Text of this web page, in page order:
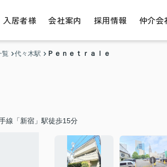
入居者様 会社案内 採用情報 仲介会
覧 代々木駅 Ｐｅｎｅｔｒａｌｅ
線「新宿」駅徒歩15分